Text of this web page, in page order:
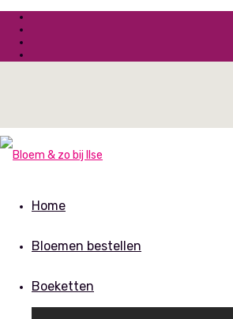
Home
Bloemen bestellen
Boeketten